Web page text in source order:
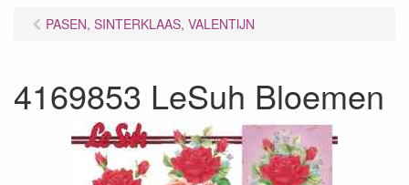
PASEN, SINTERKLAAS, VALENTIJN
4169853 LeSuh Bloemen